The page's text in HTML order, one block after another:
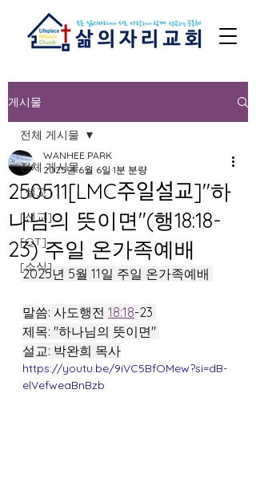
게시물
전체 게시물
[설교]
[선교]
[QT]
[소식]
전체 게시물
250511[LMC주일설교]"하
나님의 뜻이면"(행18:18-
23) 주일 온가족예배
WANHEE PARK
2025년 6월 6일 1분 분량
2025년 5월 11일 주일 온가족예배
말씀: 사도행전 18:18-23
제목: "하나님의 뜻이면"
설교: 박완희 목사
https://youtu.be/9iVC5BfOMew?si=dB-
elVefweaBnBzb